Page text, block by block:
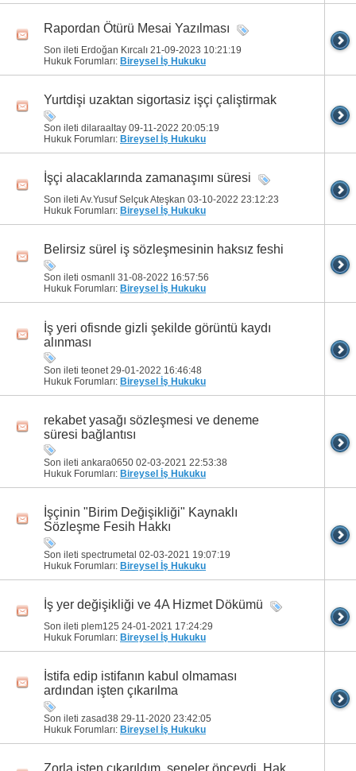
Rapordan Ötürü Mesai Yazılması
Son ileti Erdoğan Kırcalı 21-09-2023 10:21:19
Hukuk Forumları: Bireysel İş Hukuku
Yurtdişi uzaktan sigortasiz işçi çaliştirmak
Son ileti dilaraaltay 09-11-2022 20:05:19
Hukuk Forumları: Bireysel İş Hukuku
İşçi alacaklarında zamanaşımı süresi
Son ileti Av.Yusuf Selçuk Ateşkan 03-10-2022 23:12:23
Hukuk Forumları: Bireysel İş Hukuku
Belirsiz sürel iş sözleşmesinin haksız feshi
Son ileti osmanll 31-08-2022 16:57:56
Hukuk Forumları: Bireysel İş Hukuku
İş yeri ofisnde gizli şekilde görüntü kaydı
alınması
Son ileti teonet 29-01-2022 16:46:48
Hukuk Forumları: Bireysel İş Hukuku
rekabet yasağı sözleşmesi ve deneme
süresi bağlantısı
Son ileti ankara0650 02-03-2021 22:53:38
Hukuk Forumları: Bireysel İş Hukuku
İşçinin "Birim Değişikliği" Kaynaklı
Sözleşme Fesih Hakkı
Son ileti spectrumetal 02-03-2021 19:07:19
Hukuk Forumları: Bireysel İş Hukuku
İş yer değişikliği ve 4A Hizmet Dökümü
Son ileti plem125 24-01-2021 17:24:29
Hukuk Forumları: Bireysel İş Hukuku
İstifa edip istifanın kabul olmaması
ardından işten çıkarılma
Son ileti zasad38 29-11-2020 23:42:05
Hukuk Forumları: Bireysel İş Hukuku